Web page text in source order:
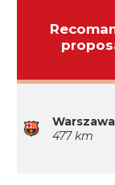
Warszawa
477 km